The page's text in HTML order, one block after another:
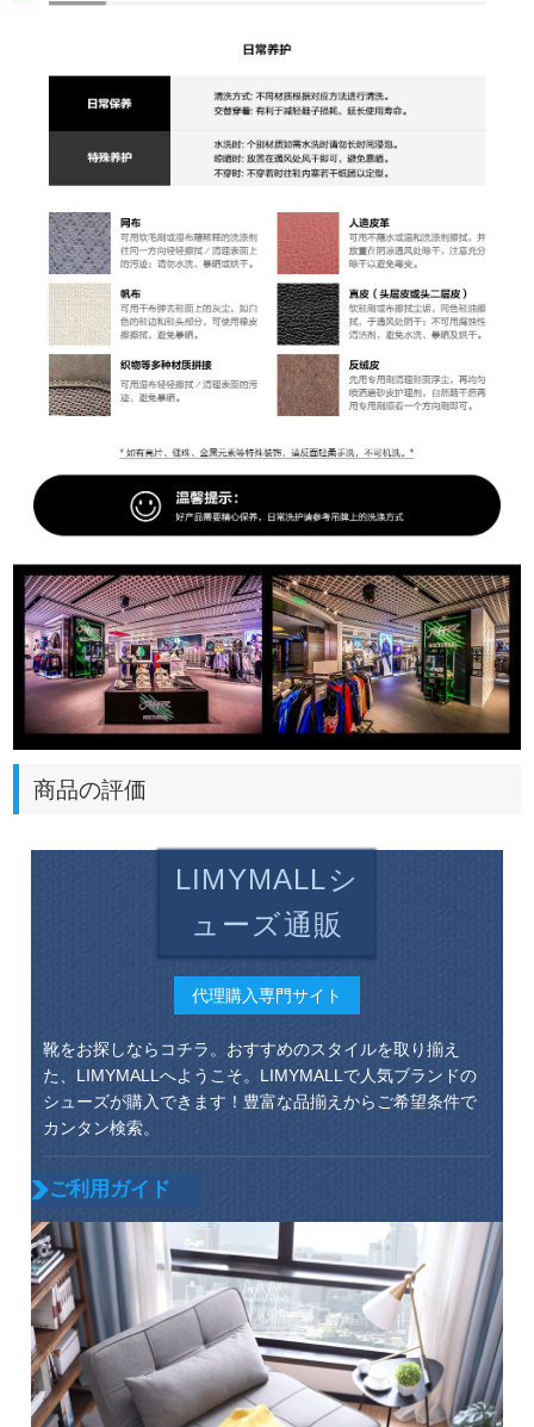
商品の評価
LIMYMALLシ
ューズ通販
代理購入専門サイト
靴をお探しならコチラ。おすすめのスタイルを取り揃え
た、LIMYMALLへようこそ。LIMYMALLで人気ブランドの
シューズが購入できます！豊富な品揃えからご希望条件で
カンタン検索。
ご利用ガイド